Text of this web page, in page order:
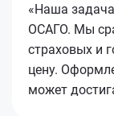
«Наша
ОСАГО. Мы
страховых и
цену.
может